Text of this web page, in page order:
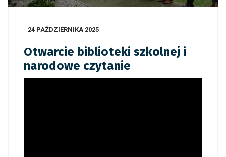
24 PAŹDZIERNIKA 2025
Otwarcie biblioteki szkolnej i
narodowe czytanie